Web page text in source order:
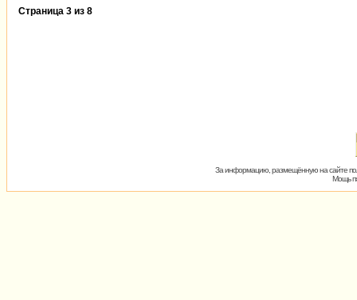
Страница 3 из 8
За информацию, размещённую на сайте
Мощь